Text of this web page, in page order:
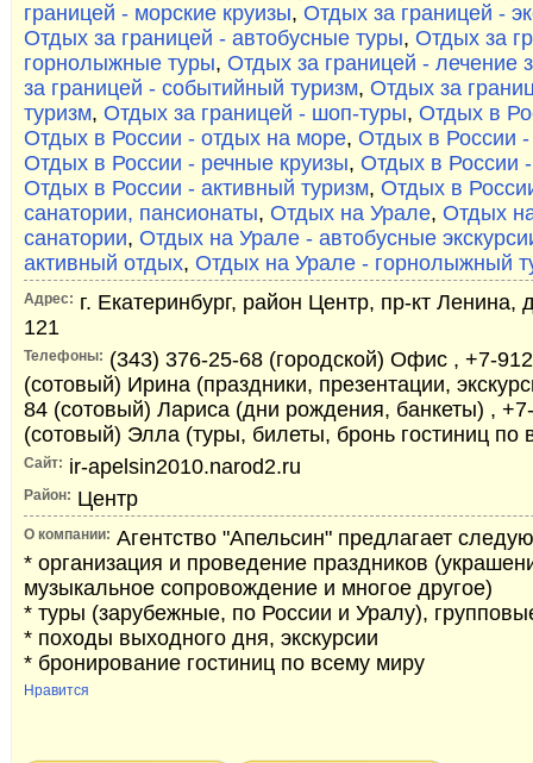
границей - морские круизы, Отдых за границей -
Отдых за границей - автобусные туры, Отдых за
горнолыжные туры, Отдых за границей - лечение
за границей - событийный туризм, Отдых за
туризм, Отдых за границей - шоп-туры, Отдых в
Отдых в России - отдых на море, Отдых в России -
Отдых в России - речные круизы, Отдых в России
Отдых в России - активный туризм, Отдых в
санатории, пансионаты, Отдых на Урале, Отдых
санатории, Отдых на Урале - автобусные
активный отдых, Отдых на Урале - горнолыжный
Адрес: г. Екатеринбург, район Центр, пр-кт
121
Телефоны: (343) 376-25-68 (городской) Офис , +7-
(сотовый) Ирина (праздники, презентации,
84 (сотовый) Лариса (дни рождения, банкеты) ,
(сотовый) Элла (туры, билеты, бронь гостиниц по
Сайт: ir-apelsin2010.narod2.ru
Район: Центр
О компании: Агентство "Апельсин" предлагает
* организация и проведение праздников
музыкальное сопровождение и многое другое)
* туры (зарубежные, по России и Уралу),
* походы выходного дня, экскурсии
* бронирование гостиниц по всему миру
Нравится